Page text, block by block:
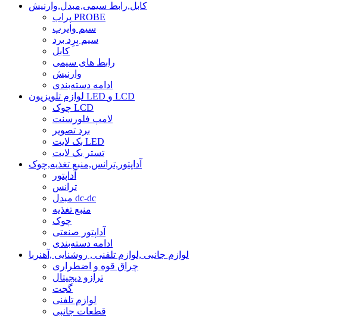
کابل,رابط سیمی,مبدل,وارنیش
پراب PROBE
سیم وایرپ
سیم بِرِد برد
کابل
رابط های سیمی
وارنیش
ادامه دسته‌بندی
لوازم تلویزیون LED و LCD
چوک LCD
لامپ فلورسنت
برد تصویر
بک لایت LED
تستر بک لایت
آداپتور,ترانس,منبع تغذیه,چوک
آداپتور
ترانس
مبدل dc-dc
منبع تغذیه
چوک
آداپتور صنعتی
ادامه دسته‌بندی
لوازم جانبی ,لوازم تلفنی , روشنایی ,آهنربا
چراق قوه و اضطراری
ترازو دیجیتال
گجت
لوازم تلفنی
قطعات جانبی